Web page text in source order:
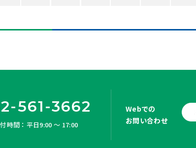
561-3662
時間：平日9:00 ～ 17:00
Webでの
お問い合わせ